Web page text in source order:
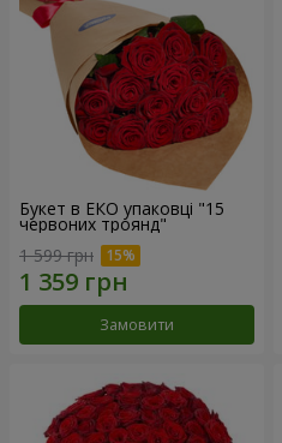
Букет в ЕКО упаковці "15
червоних троянд"
1 599 грн
Замовити